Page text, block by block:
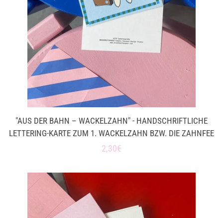
"AUS DER BAHN – WACKELZAHN" - HANDSCHRIFTLICHE
LETTERING-KARTE ZUM 1. WACKELZAHN BZW. DIE ZAHNFEE
Normaler
2,30€